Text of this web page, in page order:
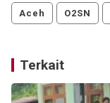
Aceh O2SN
Terkait